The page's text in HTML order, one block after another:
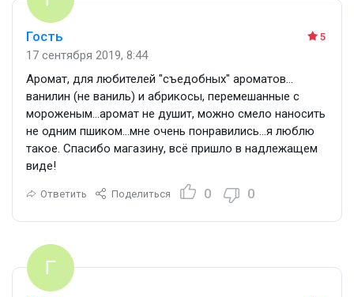
5
Гость
17 сентября 2019, 8:44
Аромат, для любителей "съедобных" ароматов…
ванилин (не ваниль) и абрикосы, перемешанные с
мороженым…аромат не душит, можно смело наносить
не одним пшиком…мне очень понравились…я люблю
такое. Спасибо магазину, всё пришло в надлежащем
виде!
Ответить Поделиться 0 0